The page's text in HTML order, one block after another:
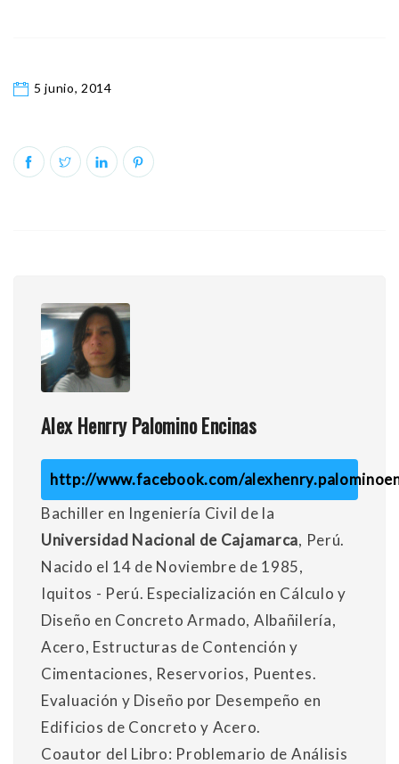
5 junio, 2014
Alex Henrry Palomino Encinas
http://www.facebook.com/
Bachiller en Ingeniería Civil de la
Universidad Nacional de Cajamarca, Perú.
Nacido el 14 de Noviembre de 1985,
Iquitos - Perú. Especialización en Cálculo y
Diseño en Concreto Armado, Albañilería,
Acero, Estructuras de Contención y
Cimentaciones, Reservorios, Puentes.
Evaluación y Diseño por Desempeño en
Edificios de Concreto y Acero.
Coautor del Libro: Problemario de Análisis